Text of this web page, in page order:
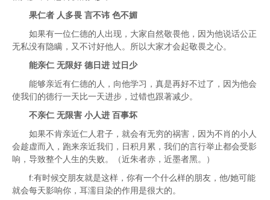
果仁者 人多畏 言不讳 色不媚
如果有一位仁德的人出现，大家自然敬畏他，因为他说话公正
无私没有隐瞒，又不讨好他人。所以大家才会起敬畏之心。
能亲仁 无限好 德日进 过日少
能够亲近有仁德的人，向他学习，真是再好不过了，因为他会
使我们的德行一天比一天进步，过错也跟著减少。
不亲仁 无限害 小人进 百事坏
如果不肯亲近仁人君子，就会有无穷的祸害，因为不肖的小人
会趁虚而入，跑来亲近我们，日积月累，我们的言行举止都会受影
响，导致整个人生的失败。（近朱者赤，近墨者黑。）
f:有时候交朋友就是这样，你有一个什么样的朋友，他/她可能
就会每天影响你，耳濡目染的作用是很大的。